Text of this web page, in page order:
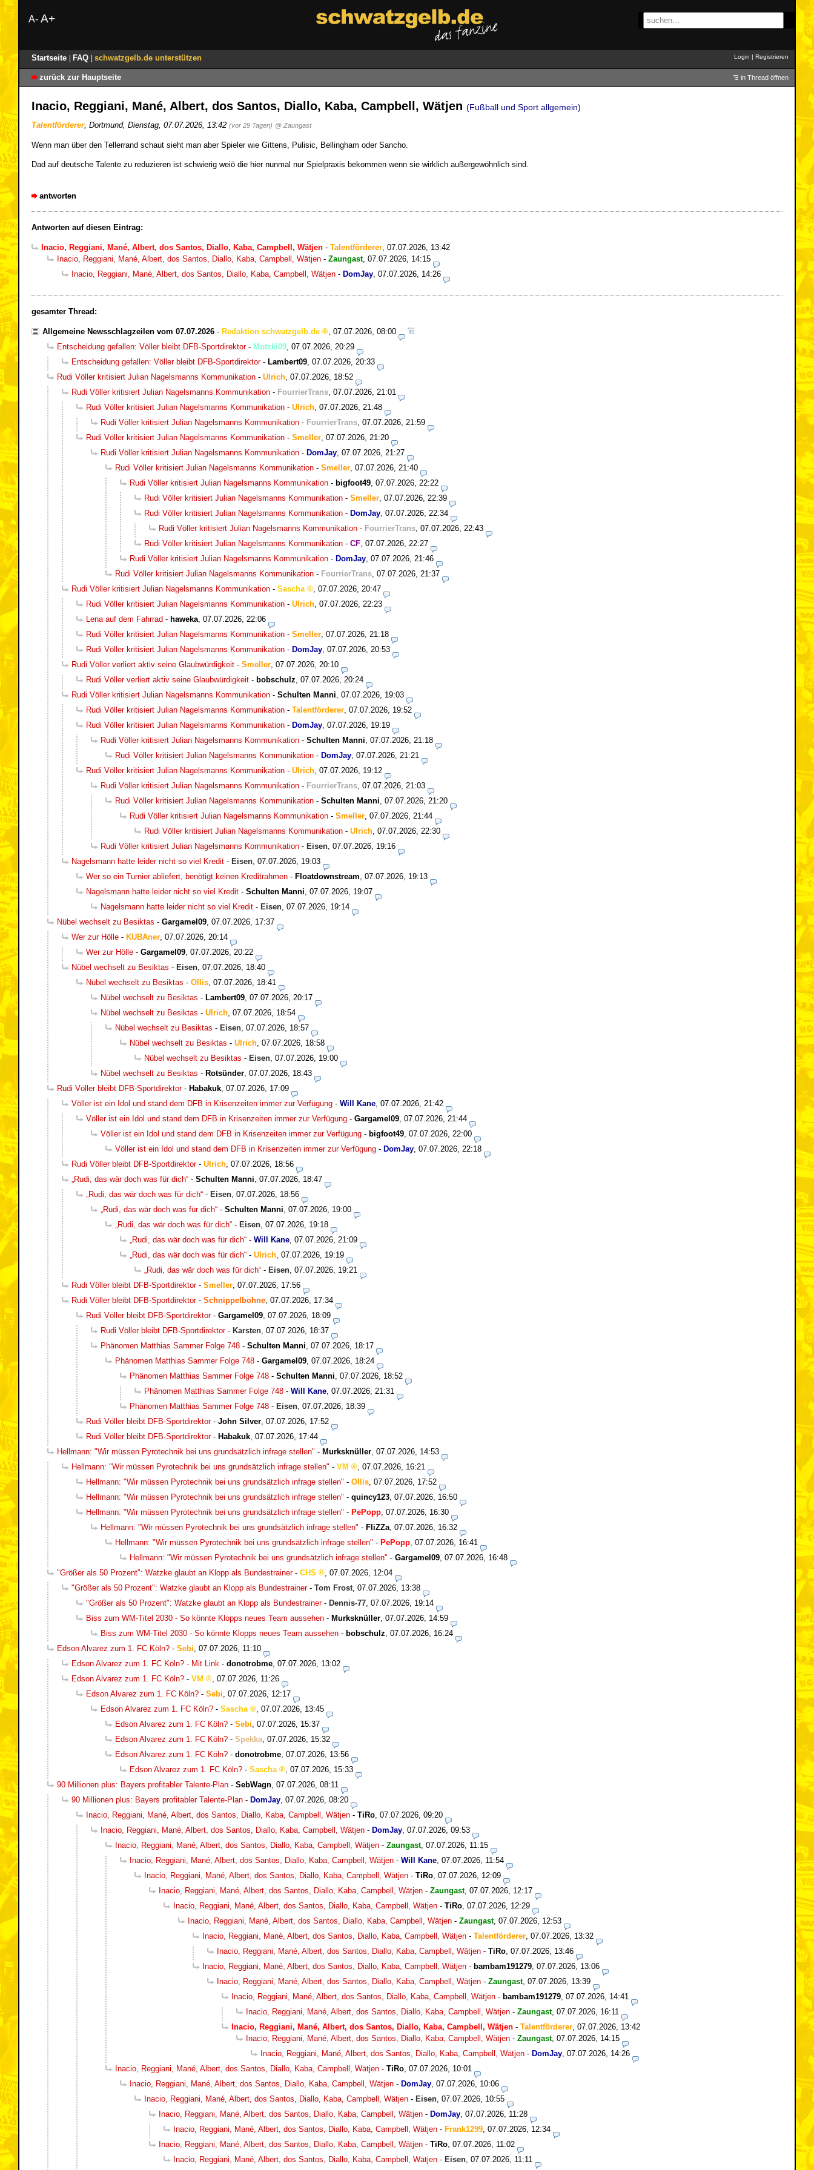
A- A+
Startseite FAQ schwatzgelb.de unterstützen Login | Registrieren
zurück zur Hauptseite in Thread öffnen
Inacio, Reggiani, Mané, Albert, dos Santos, Diallo, Kaba, Campbell, Wätjen (Fußball und Sport allgemein)
Talentförderer, Dortmund, Dienstag, 07.07.2026, 13:42 (vor 29 Tagen) @ Zaungast
Wenn man über den Tellerrand schaut sieht man aber Spieler wie Gittens, Pulisic, Bellingham oder Sancho.
Dad auf deutsche Talente zu reduzieren ist schwierig weiö die hier nunmal nur Spielpraxis bekommen wenn sie wirklich außergewöhnlich sind.
antworten
Antworten auf diesen Eintrag:
Inacio, Reggiani, Mané, Albert, dos Santos, Diallo, Kaba, Campbell, Wätjen - Talentförderer, 07.07.2026, 13:42
Inacio, Reggiani, Mané, Albert, dos Santos, Diallo, Kaba, Campbell, Wätjen - Zaungast, 07.07.2026, 14:15
Inacio, Reggiani, Mané, Albert, dos Santos, Diallo, Kaba, Campbell, Wätjen - DomJay, 07.07.2026, 14:26
gesamter Thread:
Allgemeine Newsschlagzeilen vom 07.07.2026 - Redaktion schwatzgelb.de
07.07.2026, 08:00
Entscheidung gefallen: Völler bleibt DFB-Sportdirektor- Motzki09 07.07.2026, 20:29
Entscheidung gefallen: Völler bleibt DFB-Sportdirektor- Lambert09 07.07.2026, 20:33
Rudi Völler kritisiert Julian Nagelsmanns Kommunikation - Ulrich 07.07.2026, 18:52
Rudi Völler kritisiert Julian Nagelsmanns Kommunikation - FourrierTrans 07.07.2026, 21:01
Rudi Völler kritisiert Julian Nagelsmanns Kommunikation - Ulrich 07.07.2026, 21:48
Rudi Völler kritisiert Julian Nagelsmanns Kommunikation - FourrierTrans 07.07.2026, 21:59
Rudi Völler kritisiert Julian Nagelsmanns Kommunikation - Smeller 07.07.2026, 21:20
Rudi Völler kritisiert Julian Nagelsmanns Kommunikation - DomJay 07.07.2026, 21:27
Rudi Völler kritisiert Julian Nagelsmanns Kommunikation - Smeller 07.07.2026, 21:40
Rudi Völler kritisiert Julian Nagelsmanns Kommunikation - bigfoot49 07.07.2026, 22:22
Rudi Völler kritisiert Julian Nagelsmanns Kommunikation - Smeller 07.07.2026, 22:39
Rudi Völler kritisiert Julian Nagelsmanns Kommunikation - DomJay 07.07.2026, 22:34
Rudi Völler kritisiert Julian Nagelsmanns Kommunikation - FourrierTrans 07.07.2026, 22:43
Rudi Völler kritisiert Julian Nagelsmanns Kommunikation - CF 07.07.2026, 22:27
Rudi Völler kritisiert Julian Nagelsmanns Kommunikation - DomJay 07.07.2026, 21:46
Rudi Völler kritisiert Julian Nagelsmanns Kommunikation - FourrierTrans 07.07.2026, 21:37
Rudi Völler kritisiert Julian Nagelsmanns Kommunikation - Sascha
07.07.2026, 20:47
Rudi Völler kritisiert Julian Nagelsmanns Kommunikation - Ulrich 07.07.2026, 22:23
Lena auf dem Fahrrad - haweka 07.07.2026, 22:06
Rudi Völler kritisiert Julian Nagelsmanns Kommunikation - Smeller 07.07.2026, 21:18
Rudi Völler kritisiert Julian Nagelsmanns Kommunikation - DomJay 07.07.2026, 20:53
Rudi Völler verliert aktiv seine Glaubwürdigkeit - Smeller 07.07.2026, 20:10
Rudi Völler verliert aktiv seine Glaubwürdigkeit - bobschulz 07.07.2026, 20:24
Rudi Völler kritisiert Julian Nagelsmanns Kommunikation - Schulten Manni 07.07.2026, 19:03
Rudi Völler kritisiert Julian Nagelsmanns Kommunikation - Talentförderer 07.07.2026, 19:52
Rudi Völler kritisiert Julian Nagelsmanns Kommunikation - DomJay 07.07.2026, 19:19
Rudi Völler kritisiert Julian Nagelsmanns Kommunikation - Schulten Manni 07.07.2026, 21:18
Rudi Völler kritisiert Julian Nagelsmanns Kommunikation - DomJay 07.07.2026, 21:21
Rudi Völler kritisiert Julian Nagelsmanns Kommunikation - Ulrich 07.07.2026, 19:12
Rudi Völler kritisiert Julian Nagelsmanns Kommunikation - FourrierTrans 07.07.2026, 21:03
Rudi Völler kritisiert Julian Nagelsmanns Kommunikation - Schulten Manni 07.07.2026, 21:20
Rudi Völler kritisiert Julian Nagelsmanns Kommunikation - Smeller 07.07.2026, 21:44
Rudi Völler kritisiert Julian Nagelsmanns Kommunikation - Ulrich 07.07.2026, 22:30
Rudi Völler kritisiert Julian Nagelsmanns Kommunikation - Eisen 07.07.2026, 19:16
Nagelsmann hatte leider nicht so viel Kredit - Eisen 07.07.2026, 19:03
Wer so ein Turnier abliefert, benötigt keinen Kreditrahmen - Floatdownstream 07.07.2026, 19:13
Nagelsmann hatte leider nicht so viel Kredit - Schulten Manni 07.07.2026, 19:07
Nagelsmann hatte leider nicht so viel Kredit - Eisen 07.07.2026, 19:14
Nübel wechselt zu Besiktas - Gargamel09 07.07.2026, 17:37
Wer zur Hölle - KUBAner 07.07.2026, 20:14
Wer zur Hölle - Gargamel09 07.07.2026, 20:22
Nübel wechselt zu Besiktas - Eisen 07.07.2026, 18:40
Nübel wechselt zu Besiktas - Ollis 07.07.2026, 18:41
Nübel wechselt zu Besiktas - Lambert09 07.07.2026, 20:17
Nübel wechselt zu Besiktas - Ulrich 07.07.2026, 18:54
Nübel wechselt zu Besiktas - Eisen 07.07.2026, 18:57
Nübel wechselt zu Besiktas - Ulrich 07.07.2026, 18:58
Nübel wechselt zu Besiktas - Eisen 07.07.2026, 19:00
Nübel wechselt zu Besiktas - Rotsünder 07.07.2026, 18:43
Rudi Völler bleibt DFB-Sportdirektor- Habakuk 07.07.2026, 17:09
Völler ist ein Idol und stand dem DFB in Krisenzeiten immer zur Verfügung - Will Kane 07.07.2026, 21:42
Völler ist ein Idol und stand dem DFB in Krisenzeiten immer zur Verfügung - Gargamel09 07.07.2026, 21:44
Völler ist ein Idol und stand dem DFB in Krisenzeiten immer zur Verfügung - bigfoot49 07.07.2026, 22:00
Völler ist ein Idol und stand dem DFB in Krisenzeiten immer zur Verfügung - DomJay 07.07.2026, 22:18
Rudi Völler bleibt DFB-Sportdirektor- Ulrich 07.07.2026, 18:56
„Rudi, das wär doch was für dich“ - Schulten Manni 07.07.2026, 18:47
„Rudi, das wär doch was für dich“ - Eisen 07.07.2026, 18:56
„Rudi, das wär doch was für dich“ - Schulten Manni 07.07.2026, 19:00
„Rudi, das wär doch was für dich“ - Eisen 07.07.2026, 19:18
„Rudi, das wär doch was für dich“ - Will Kane 07.07.2026, 21:09
„Rudi, das wär doch was für dich“ - Ulrich 07.07.2026, 19:19
„Rudi, das wär doch was für dich“ - Eisen 07.07.2026, 19:21
Rudi Völler bleibt DFB-Sportdirektor- Smeller 07.07.2026, 17:56
Rudi Völler bleibt DFB-Sportdirektor- Schnippelbohne 07.07.2026, 17:34
Rudi Völler bleibt DFB-Sportdirektor- Gargamel09 07.07.2026, 18:09
Rudi Völler bleibt DFB-Sportdirektor- Karsten 07.07.2026, 18:37
Phänomen Matthias Sammer Folge 748 - Schulten Manni 07.07.2026, 18:17
Phänomen Matthias Sammer Folge 748 - Gargamel09 07.07.2026, 18:24
Phänomen Matthias Sammer Folge 748 - Schulten Manni 07.07.2026, 18:52
Phänomen Matthias Sammer Folge 748 - Will Kane 07.07.2026, 21:31
Phänomen Matthias Sammer Folge 748 - Eisen 07.07.2026, 18:39
Rudi Völler bleibt DFB-Sportdirektor- John Silver 07.07.2026, 17:52
Rudi Völler bleibt DFB-Sportdirektor- Habakuk 07.07.2026, 17:44
Hellmann: "Wir müssen Pyrotechnik bei uns grundsätzlich infrage stellen" - Murksknüller 07.07.2026, 14:53
Hellmann: "Wir müssen Pyrotechnik bei uns grundsätzlich infrage stellen" - VM
07.07.2026, 16:21
Hellmann: "Wir müssen Pyrotechnik bei uns grundsätzlich infrage stellen" - Ollis 07.07.2026, 17:52
Hellmann: "Wir müssen Pyrotechnik bei uns grundsätzlich infrage stellen" - quincy123 07.07.2026, 16:50
Hellmann: "Wir müssen Pyrotechnik bei uns grundsätzlich infrage stellen" - PePopp 07.07.2026, 16:30
Hellmann: "Wir müssen Pyrotechnik bei uns grundsätzlich infrage stellen" - FliZZa 07.07.2026, 16:32
Hellmann: "Wir müssen Pyrotechnik bei uns grundsätzlich infrage stellen" - PePopp 07.07.2026, 16:41
Hellmann: "Wir müssen Pyrotechnik bei uns grundsätzlich infrage stellen" - Gargamel09 07.07.2026, 16:48
"Größer als 50 Prozent": Watzke glaubt an Klopp als Bundestrainer- CHS
07.07.2026, 12:04
"Größer als 50 Prozent": Watzke glaubt an Klopp als Bundestrainer- Tom Frost 07.07.2026, 13:38
"Größer als 50 Prozent": Watzke glaubt an Klopp als Bundestrainer- Dennis-77 07.07.2026, 19:14
Biss zum WM-Titel 2030 - So könnte Klopps neues Team aussehen - Murksknüller 07.07.2026, 14:59
Biss zum WM-Titel 2030 - So könnte Klopps neues Team aussehen - bobschulz 07.07.2026, 16:24
Edson Alvarez zum 1. FC Köln? - Sebi 07.07.2026, 11:10
Edson Alvarez zum 1. FC Köln? - Mit Link - donotrobme 07.07.2026, 13:02
Edson Alvarez zum 1. FC Köln? - VM
07.07.2026, 11:26
Edson Alvarez zum 1. FC Köln? - Sebi 07.07.2026, 12:17
Edson Alvarez zum 1. FC Köln? - Sascha
07.07.2026, 13:45
Edson Alvarez zum 1. FC Köln? - Sebi 07.07.2026, 15:37
Edson Alvarez zum 1. FC Köln? - Spekka 07.07.2026, 15:32
Edson Alvarez zum 1. FC Köln? - donotrobme 07.07.2026, 13:56
Edson Alvarez zum 1. FC Köln? - Sascha
07.07.2026, 15:33
90 Millionen plus: Bayers profitabler Talente-Plan - SebWagn 07.07.2026, 08:11
90 Millionen plus: Bayers profitabler Talente-Plan - DomJay 07.07.2026, 08:20
Inacio, Reggiani, Mané, Albert, dos Santos, Diallo, Kaba, Campbell, Wätjen - TiRo 07.07.2026, 09:20
Inacio, Reggiani, Mané, Albert, dos Santos, Diallo, Kaba, Campbell, Wätjen - DomJay 07.07.2026, 09:53
Inacio, Reggiani, Mané, Albert, dos Santos, Diallo, Kaba, Campbell, Wätjen - Zaungast, 07.07.2026, 11:15
Inacio, Reggiani, Mané, Albert, dos Santos, Diallo, Kaba, Campbell, Wätjen - Will Kane 07.07.2026, 11:54
Inacio, Reggiani, Mané, Albert, dos Santos, Diallo, Kaba, Campbell, Wätjen - TiRo 07.07.2026, 12:09
Inacio, Reggiani, Mané, Albert, dos Santos, Diallo, Kaba, Campbell, Wätjen - Zaungast, 07.07.2026, 12:17
Inacio, Reggiani, Mané, Albert, dos Santos, Diallo, Kaba, Campbell, Wätjen - TiRo 07.07.2026, 12:29
Inacio, Reggiani, Mané, Albert, dos Santos, Diallo, Kaba, Campbell, Wätjen - Zaungast, 07.07.2026, 12:53
Inacio, Reggiani, Mané, Albert, dos Santos, Diallo, Kaba, Campbell, Wätjen - Talentförderer 07.07.2026, 13:32
Inacio, Reggiani, Mané, Albert, dos Santos, Diallo, Kaba, Campbell, Wätjen - TiRo 07.07.2026, 13:46
Inacio, Reggiani, Mané, Albert, dos Santos, Diallo, Kaba, Campbell, Wätjen - bambam191279 07.07.2026, 13:06
Inacio, Reggiani, Mané, Albert, dos Santos, Diallo, Kaba, Campbell, Wätjen - Zaungast, 07.07.2026, 13:39
Inacio, Reggiani, Mané, Albert, dos Santos, Diallo, Kaba, Campbell, Wätjen - bambam191279 07.07.2026, 14:41
Inacio, Reggiani, Mané, Albert, dos Santos, Diallo, Kaba, Campbell, Wätjen - Zaungast, 07.07.2026, 16:11
Inacio, Reggiani, Mané, Albert, dos Santos, Diallo, Kaba, Campbell, Wätjen - Talentförderer 07.07.2026, 13:42
Inacio, Reggiani, Mané, Albert, dos Santos, Diallo, Kaba, Campbell, Wätjen - Zaungast, 07.07.2026, 14:15
Inacio, Reggiani, Mané, Albert, dos Santos, Diallo, Kaba, Campbell, Wätjen - DomJay 07.07.2026, 14:26
Inacio, Reggiani, Mané, Albert, dos Santos, Diallo, Kaba, Campbell, Wätjen - TiRo 07.07.2026, 10:01
Inacio, Reggiani, Mané, Albert, dos Santos, Diallo, Kaba, Campbell, Wätjen - DomJay 07.07.2026, 10:06
Inacio, Reggiani, Mané, Albert, dos Santos, Diallo, Kaba, Campbell, Wätjen - Eisen 07.07.2026, 10:55
Inacio, Reggiani, Mané, Albert, dos Santos, Diallo, Kaba, Campbell, Wätjen - DomJay 07.07.2026, 11:28
Inacio, Reggiani, Mané, Albert, dos Santos, Diallo, Kaba, Campbell, Wätjen - Frank1299 07.07.2026, 12:34
Inacio, Reggiani, Mané, Albert, dos Santos, Diallo, Kaba, Campbell, Wätjen - TiRo 07.07.2026, 11:02
Inacio, Reggiani, Mané, Albert, dos Santos, Diallo, Kaba, Campbell, Wätjen - Eisen 07.07.2026, 11:11